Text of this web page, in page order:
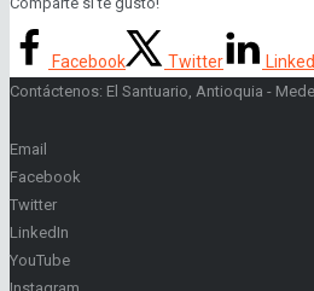
Facebook Twitter
Contáctenos: El Santuario, Antioquia -
Email
Facebook
Twitter
LinkedIn
YouTube